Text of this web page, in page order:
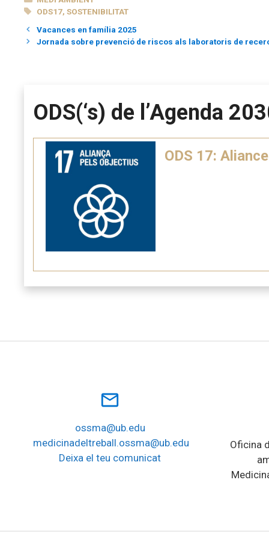
ETIQUETES
ODS17,SOSTENIBILITAT
Vacances en família 2025
Jornada sobre prevenció de riscos als laboratoris de
ODS(‘s) de l’Agenda
ODS 17:
mail_outline
ossma@ub.edu
medicinadeltreball.ossma@ub.edu
Deixa el teu comunicat
Oficina